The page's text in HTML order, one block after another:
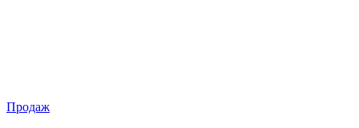
Продаж